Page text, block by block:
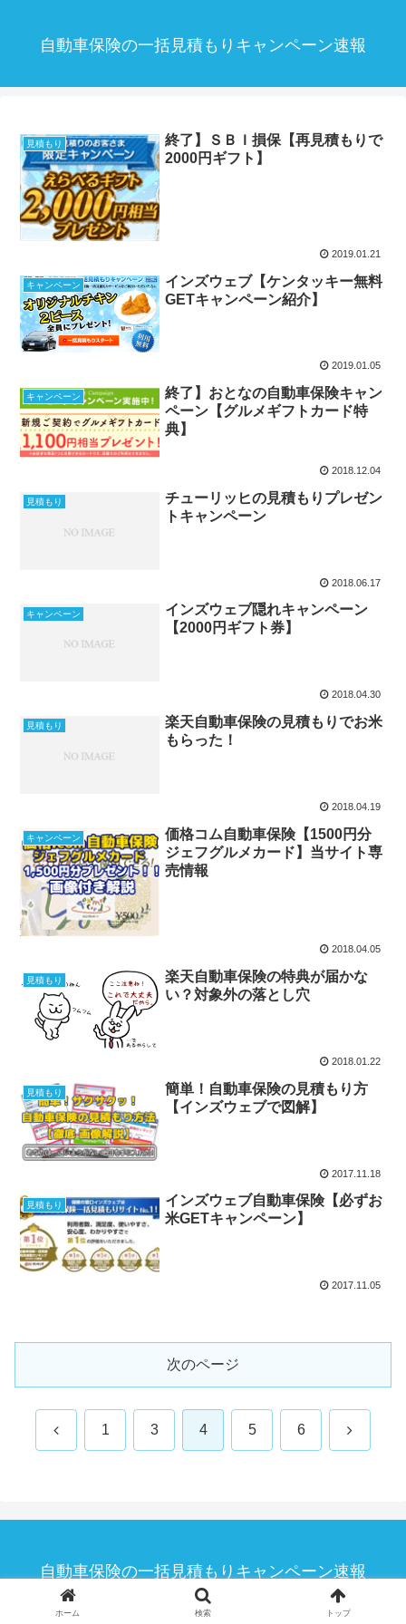
自動車保険の一括見積もりキャンペーン速報
見積もり
終了】ＳＢＩ損保【再見積もりで
2000円ギフト】
2019.01.21
キャンペーン
インズウェブ【ケンタッキー無料
GETキャンペーン紹介】
2019.01.05
キャンペーン
終了】おとなの自動車保険キャン
ペーン【グルメギフトカード特
典】
2018.12.04
見積もり
チューリッヒの見積もりプレゼン
トキャンペーン
2018.06.17
キャンペーン
インズウェブ隠れキャンペーン
【2000円ギフト券】
2018.04.30
見積もり
楽天自動車保険の見積もりでお米
もらった！
2018.04.19
キャンペーン
価格コム自動車保険【1500円分
ジェフグルメカード】当サイト専
売情報
2018.04.05
見積もり
楽天自動車保険の特典が届かな
い？対象外の落とし穴
2018.01.22
見積もり
簡単！自動車保険の見積もり方
【インズウェブで図解】
2017.11.18
見積もり
インズウェブ自動車保険【必ずお
米GETキャンペーン】
2017.11.05
次のページ
前 1 3 4 5 6 次
自動車保険の一括見積もりキャンペーン速報
© 2015 自動車保険の一括見積もりキャンペーン速報.
ホーム 検索 トップ